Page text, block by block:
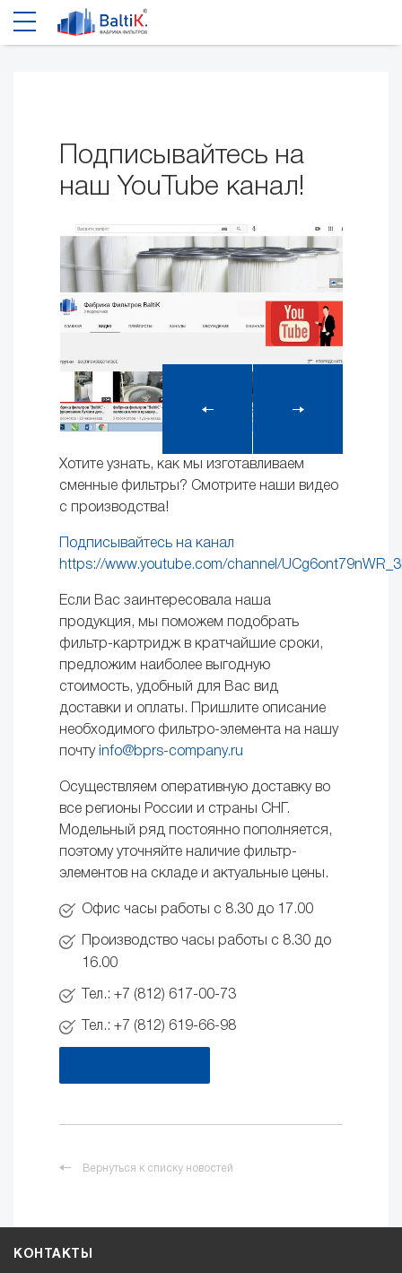
Подписывайтесь на
наш YouTube канал!
Хотите узнать, как мы изготавливаем
сменные фильтры? Смотрите наши видео
с производства!
Подписывайтесь на канал
https://www.youtube.com/channel/
Если Вас заинтересовала наша
продукция, мы поможем подобрать
фильтр-картридж в кратчайшие сроки,
предложим наиболее выгодную
стоимость, удобный для Вас вид
доставки и оплаты. Пришлите описание
необходимого фильтро-элемента на нашу
почту info@bprs-company.ru
Осуществляем оперативную доставку во
все регионы России и страны СНГ.
Модельный ряд постоянно пополняется,
поэтому уточняйте наличие фильтр-
элементов на складе и актуальные цены.
Офис часы работы с 8.30 до 17.00
Производство часы работы с 8.30 до
16.00
Тел.: +7 (812) 617-00-73
Тел.: +7 (812) 619-66-98
Вернуться к списку новостей
КОНТАКТЫ